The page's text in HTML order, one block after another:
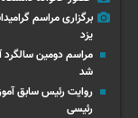
برگزاری مراسم
یزد
مراسم دومین سالگرد
شد
روایت رئیس سابق
رئیسی